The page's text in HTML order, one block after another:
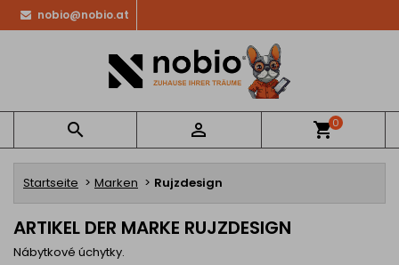
nobio@nobio.at
  shopping_cart0
Startseite Marken Rujzdesign
ARTIKEL DER MARKE RUJZDESIGN
Nábytkové úchytky.